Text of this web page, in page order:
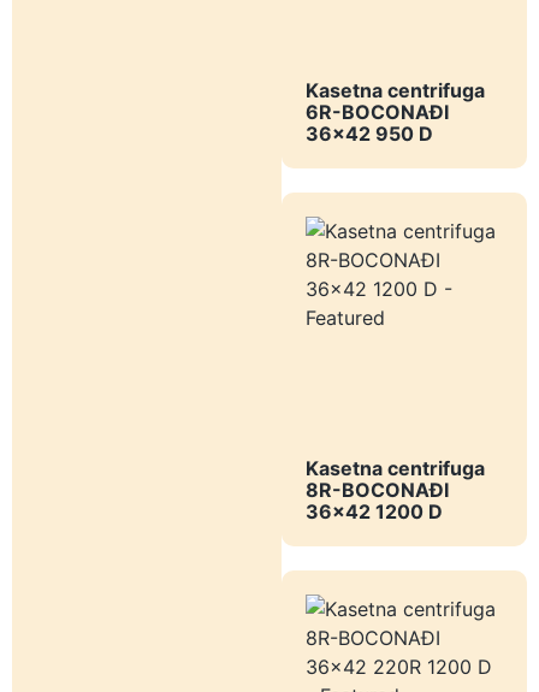
Kasetna centrifuga
6R-BOCONAĐI
36x42 950 D
Kasetna centrifuga
8R-BOCONAĐI
36x42 1200 D